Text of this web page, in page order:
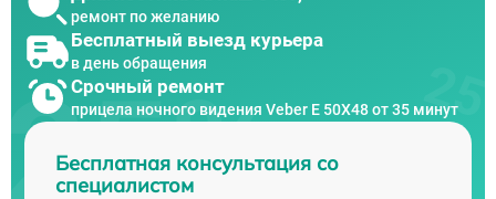
ремонт по желанию
Бесплатный выезд курьера
в день обращения
Срочный ремонт
прицела ночного видения Veber E 50X48 от 35 минут
Бесплатная консультация со
специалистом